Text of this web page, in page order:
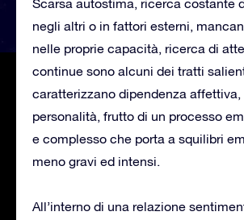
Scarsa autostima, ricerca costante
negli altri o in fattori esterni,
nelle proprie capacità, ricerca di
continue sono alcuni dei tratti
caratterizzano dipendenza affettiva,
personalità, frutto di un processo
e complesso che porta a squilibri
meno gravi ed intensi.
All’interno di una relazione